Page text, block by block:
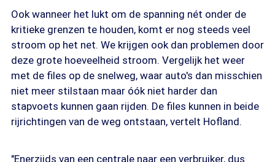
Ook wanneer het lukt om de spanning nét onder de
kritieke grenzen te houden, komt er nog steeds veel
stroom op het net. We krijgen ook dan problemen door
deze grote hoeveelheid stroom. Vergelijk het weer
met de files op de snelweg, waar auto's dan misschien
niet meer stilstaan maar óók niet harder dan
stapvoets kunnen gaan rijden. De files kunnen in beide
rijrichtingen van de weg ontstaan, vertelt Hofland.
"Enerzijds van een centrale naar een verbruiker, dus